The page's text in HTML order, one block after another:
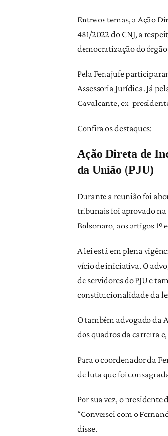
Entre os temas, a Ação
481/2022 do CNJ, a
democratização do órgão.
Pela Fenajufe
Assessoria Jurídica. Já
Cavalcante, ex-
Confira os destaques:
Ação Direta de
da União (PJU)
Durante a reunião foi
tribunais foi aprovado na
Bolsonaro, aos artigos 1º
A lei está em plena
vício de iniciativa. O
de servidores do PJU e
constitucionalidade da
O também advogado da
dos quadros da carreira
Para o coordenador da
de luta que foi
Por sua vez, o presidente
“Conversei com o
disse.